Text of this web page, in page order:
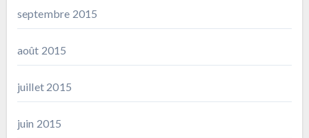
septembre 2015
août 2015
juillet 2015
juin 2015